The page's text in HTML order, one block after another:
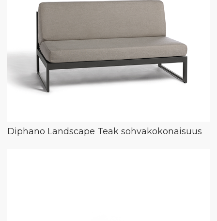
Diphano Landscape Teak sohvakokonaisuus